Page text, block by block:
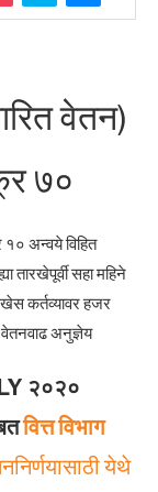
वेतन)
७०
१० अन्वये विहित
तारखेपूर्वी सहा महिने
कर्तव्यावर हजर
वेतनवाढ अनुज्ञेय
२०२०
वित्त विभाग
येथे